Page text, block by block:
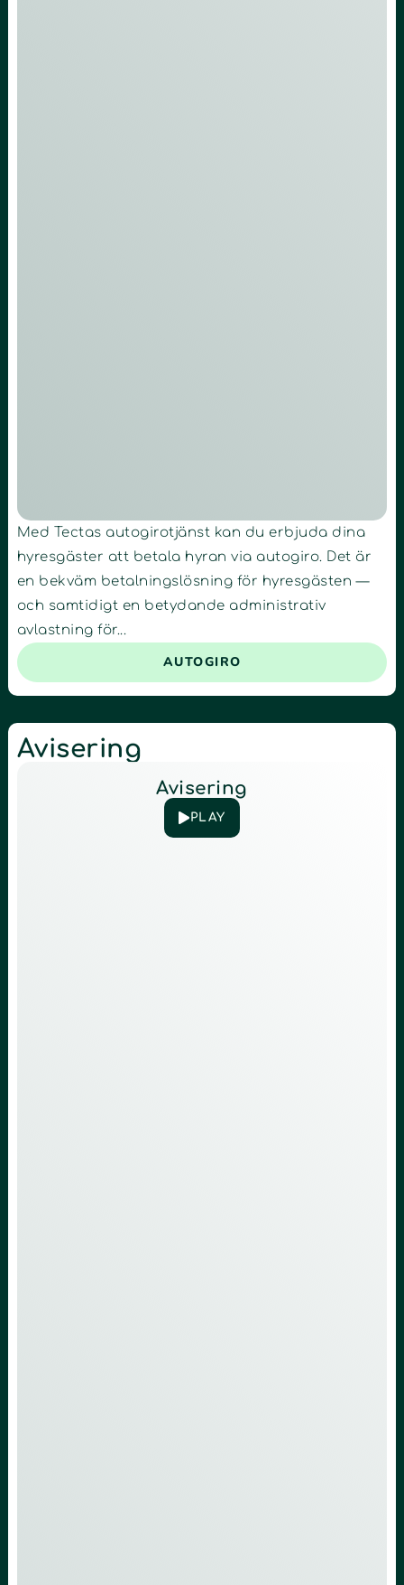
Med Tectas autogirotjänst kan du erbjuda dina
hyresgäster att betala hyran via autogiro. Det är
en bekväm betalningslösning för hyresgästen —
och samtidigt en betydande administrativ
avlastning för...
AUTOGIRO
Avisering
Avisering
PLAY